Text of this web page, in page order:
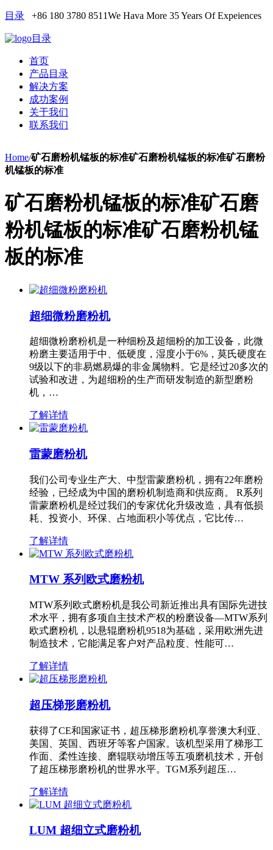
目录 +86 180 3780 8511We Hava More 35 Years Of Expeiences
目录
首页
产品目录
解决方案
成功案例
关于我们
联系我们
Home/矿石磨粉机锰板的标准矿石磨粉机锰板的标准矿石磨粉
机锰板的标准
矿石磨粉机锰板的标准矿石磨
粉机锰板的标准矿石磨粉机锰
板的标准
超细微粉磨粉机
超细微粉磨粉机是一种细粉及超细粉的加工设备，此微
粉磨主要适用于中、低硬度，湿度小于6%，莫氏硬度在
9级以下的非易燃易爆的非金属物料。它是经过20多次的
试验和改进，为超细粉的生产而研发制造的新型磨粉
机，…
了解详情
雷蒙磨粉机
我们公司专业生产大、中型雷蒙磨粉机，拥有22年磨粉
经验，已经成为中国的磨粉机制造商和供应商。 R系列
雷蒙磨粉机是经过我们的专家优化升级改造，具有低损
耗、投资小、环保、占地面积小等优点，它比传…
了解详情
MTW 系列欧式磨粉机
MTW系列欧式磨粉机是我公司新近推出具有国际先进技
术水平，拥有多项自主技术产权的粉磨设备—MTW系列
欧式磨粉机，以悬辊磨粉机9518为基础，采用欧洲先进
制造技术，它能满足客户对产品粒度、性能可…
了解详情
超压梯形磨粉机
获得了CE和国家证书，超压梯形磨粉机享誉澳大利亚、
美国、英国、西班牙等客户国家。该机型采用了梯形工
作面、柔性连接、磨辊联动增压等五项磨机技术，开创
了超压梯形磨粉机的世界水平。TGM系列超压…
了解详情
LUM 超细立式磨粉机